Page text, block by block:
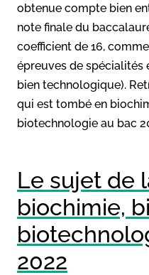
obtenue compte bien
note finale du
coefficient de 16,
épreuves de spécialités
bien technologique).
qui est tombé en
biotechnologie au bac
Le sujet de
biochimie,
2022